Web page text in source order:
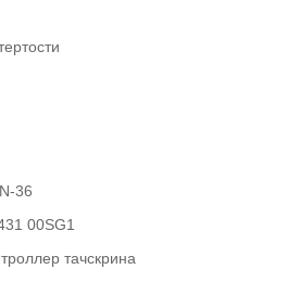
36
00SG1
тачскрина